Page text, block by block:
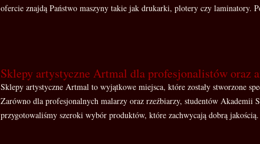
ofercie znajdą Państwo maszyny takie jak drukarki, plotery czy laminatory.
Sklepy artystyczne Artmal dla profesjonalistów oraz
Sklepy artystyczne Artmal to wyjątkowe miejsca, które zostały stworzone
Zarówno dla profesjonalnych malarzy oraz rzeźbiarzy, studentów Akademii
przygotowaliśmy szeroki wybór produktów, które zachwycają dobrą